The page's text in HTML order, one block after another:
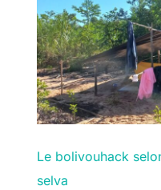
Le bolivouhack
selva